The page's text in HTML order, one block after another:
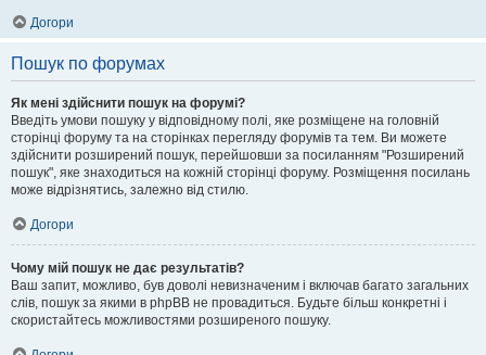
Догори
Пошук по форумах
Як мені здійснити пошук на форумі?
Введіть умови пошуку у відповідному полі, яке розміщене на головній
сторінці форуму та на сторінках перегляду форумів та тем. Ви можете
здійснити розширений пошук, перейшовши за посиланням "Розширений
пошук", яке знаходиться на кожній сторінці форуму. Розміщення посилань
може відрізнятись, залежно від стилю.
Догори
Чому мій пошук не дає результатів?
Ваш запит, можливо, був доволі невизначеним і включав багато загальних
слів, пошук за якими в phpBB не провадиться. Будьте більш конкретні і
скористайтесь можливостями розширеного пошуку.